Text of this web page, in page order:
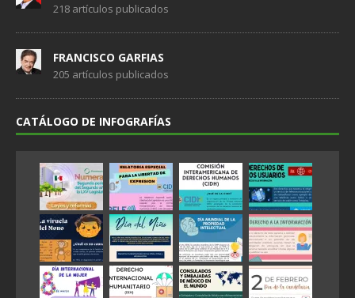
218 artículos publicados
FRANCISCO GARFIAS
205 artículos publicados
CATÁLOGO DE INFOGRAFÍAS